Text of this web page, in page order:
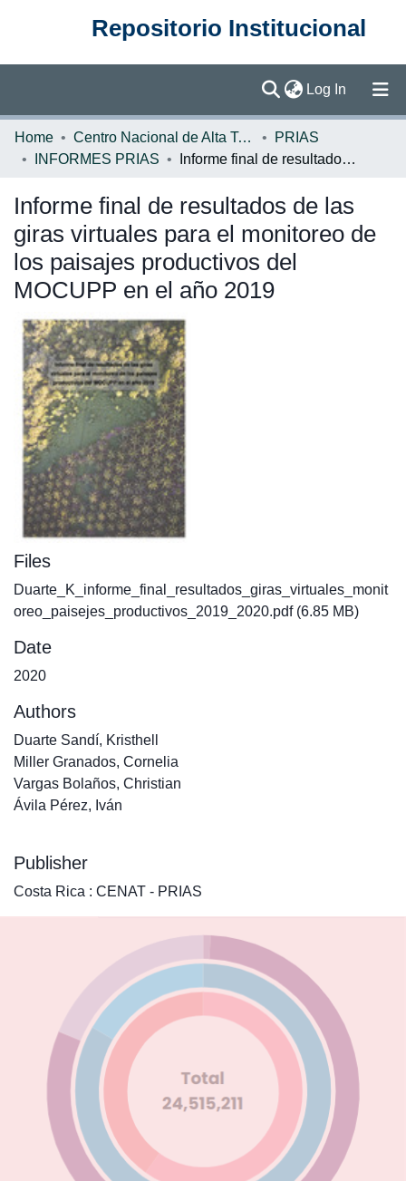
Repositorio Institucional
Log In (current)
Communities & Collections
Statistics
Home Centro Nacional de Alta Tecnología (CENAT)
PRIAS
INFORMES PRIAS
Informe final de resultados de las giras virtuales para el monitoreo de los paisajes productivos del MOCUPP en el año 2019
Informe final de resultados de las
giras virtuales para el monitoreo de
los paisajes productivos del
MOCUPP en el año 2019
Files
Duarte_K_informe_final_resultados_giras_virtuales_monit
oreo_paisejes_productivos_2019_2020.pdf(6.85 MB)
Date
2020
Authors
Duarte Sandí, Kristhell
Miller Granados, Cornelia
Vargas Bolaños, Christian
Ávila Pérez, Iván
Publisher
Costa Rica : CENAT - PRIAS